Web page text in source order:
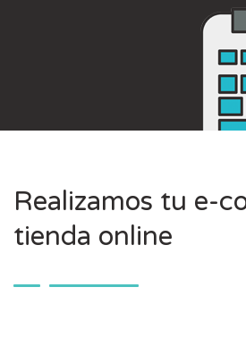
Realizamos tu e-
tienda online